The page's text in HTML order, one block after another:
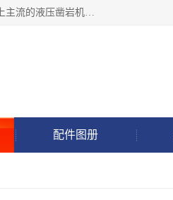
江西隧矿车辆技术服务有限公司始建于2017年，位于萍乡经济技术开发区彭高镇工业园，主营产品覆盖市面上主流的液压凿岩机设备，包括液压凿岩机配件，凿岩机钎具，凿岩机钎杆、钎尾、钎头、钻头涵盖凿岩钎具、矿用钎具等类型产品，具备研发和生产制造液压凿岩设备的先进技术，产品广泛应用于矿山开采、隧道挖掘、水利水电、地下工程建设等项目，立志成为行业内缺屈指可数的高端钎具制造工厂。
配件图册